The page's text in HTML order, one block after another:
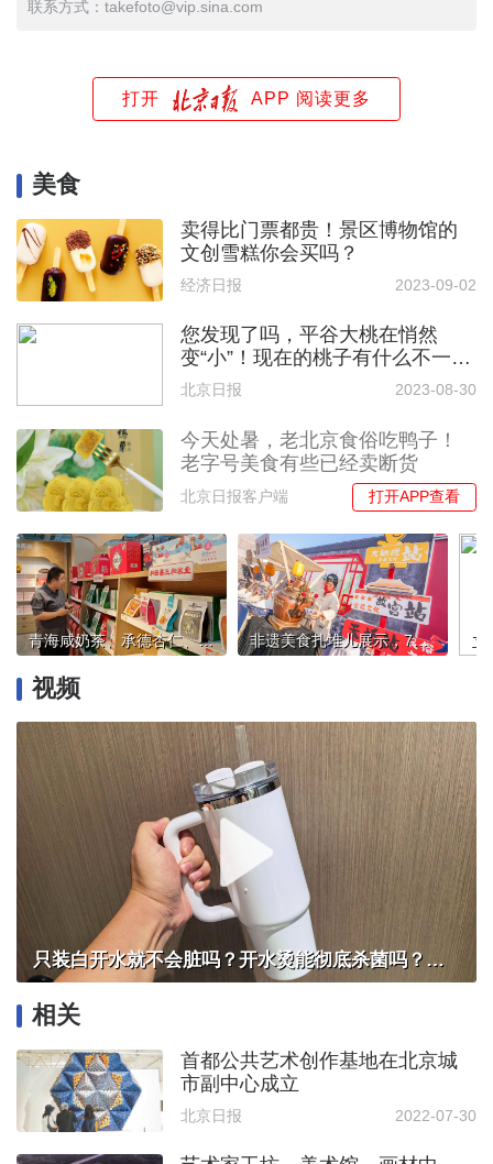
联系方式：takefoto@vip.sina.com
打开 APP 阅读更多
美食
卖得比门票都贵！景区博物馆的
文创雪糕你会买吗？
经济日报 2023-09-02
您发现了吗，平谷大桃在悄然
变“小”！现在的桃子有什么不一
样？
北京日报 2023-08-30
今天处暑，老北京食俗吃鸭子！
老字号美食有些已经卖断货
北京日报客户端 打开APP查看
青海咸奶茶、承德杏仁、西藏藜麦，北京消费季启动“帮扶促消费” 非遗美食扎堆儿展示，79家“中轴线”特色餐厅等您“打卡”
视频
只装白开水就不会脏吗？开水烫能彻底杀菌吗？感控专家详解“吸管杯”藏菌真相｜都视频·热观察
相关
首都公共艺术创作基地在北京城
市副中心成立
北京日报 2022-07-30